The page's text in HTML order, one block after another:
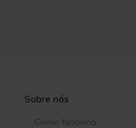
Sobre nós
Como funciona